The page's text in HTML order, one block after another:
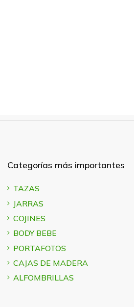
Categorías más importantes
TAZAS
JARRAS
COJINES
BODY BEBE
PORTAFOTOS
CAJAS DE MADERA
ALFOMBRILLAS